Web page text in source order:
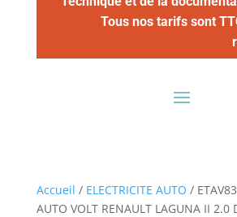
Tous nos tarifs sont
Accueil / ELECTRICITE AUTO /
AUTO VOLT RENAULT LAGUNA II 2.0